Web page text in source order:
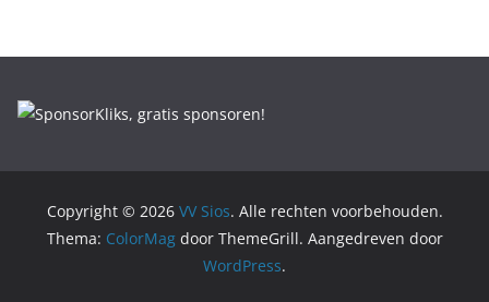
Copyright © 2026 VV Sios. Alle rechten voorbehouden.
Thema: ColorMagdoor ThemeGrill. Aangedreven door
WordPress.